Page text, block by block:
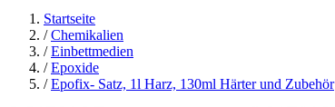
Startseite
/ Chemikalien
/ Einbettmedien
/ Epoxide
/ Epofix- Satz, 1l Harz, 130ml Härter und Zubehör